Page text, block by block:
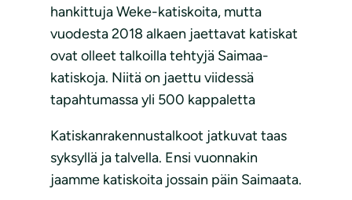
hankittuja Weke-katiskoita, mutta
vuodesta 2018 alkaen jaettavat katiskat
ovat olleet talkoilla tehtyjä Saimaa-
katiskoja. Niitä on jaettu viidessä
tapahtumassa yli 500 kappaletta
Katiskanrakennustalkoot jatkuvat taas
syksyllä ja talvella. Ensi vuonnakin
jaamme katiskoita jossain päin Saimaata.